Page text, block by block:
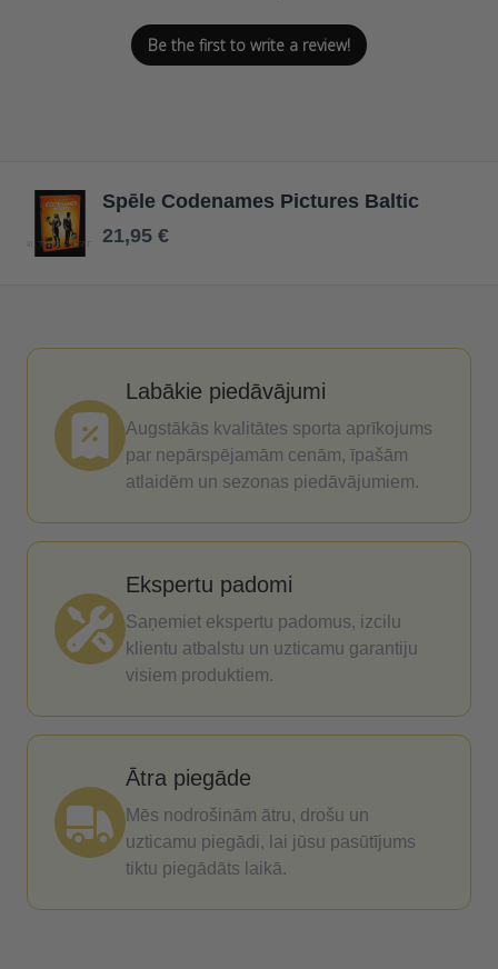
Be the first to write a review!
Spēle Codenames Pictures Baltic
21,95 €
Labākie piedāvājumi
Augstākās kvalitātes sporta aprīkojums
par nepārspējamām cenām, īpašām
atlaidēm un sezonas piedāvājumiem.
Ekspertu padomi
Saņemiet ekspertu padomus, izcilu
klientu atbalstu un uzticamu garantiju
visiem produktiem.
Ātra piegāde
Mēs nodrošinām ātru, drošu un
uzticamu piegādi, lai jūsu pasūtījums
tiktu piegādāts laikā.